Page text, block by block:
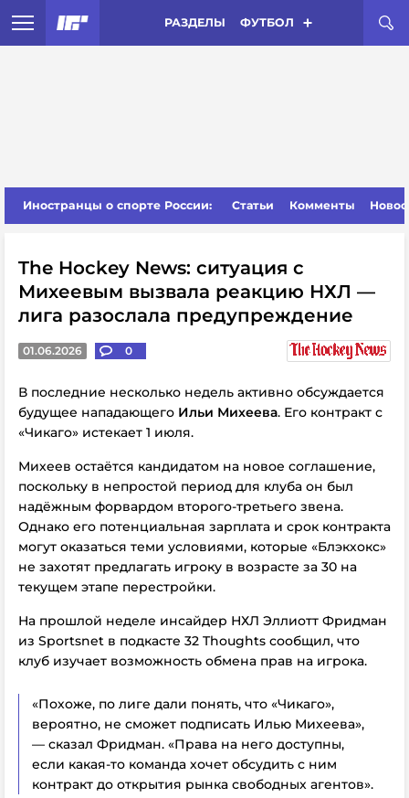
РАЗДЕЛЫ ФУТБОЛ
Иностранцы о спорте России: Статьи Комменты
The Hockey News: ситуация с
Михеевым вызвала реакцию НХЛ —
лига разослала предупреждение
01.06.2026 0
В последние несколько недель активно обсуждается
будущее нападающего Ильи Михеева. Его контракт с
«Чикаго» истекает 1 июля.
Михеев остаётся кандидатом на новое соглашение,
поскольку в непростой период для клуба он был
надёжным форвардом второго-третьего звена.
Однако его потенциальная зарплата и срок контракта
могут оказаться теми условиями, которые «Блэкхокс»
не захотят предлагать игроку в возрасте за 30 на
текущем этапе перестройки.
На прошлой неделе инсайдер НХЛ Эллиотт Фридман
из Sportsnet в подкасте 32 Thoughts сообщил, что
клуб изучает возможность обмена прав на игрока.
«Похоже, по лиге дали понять, что «Чикаго»,
вероятно, не сможет подписать Илью Михеева»,
— сказал Фридман. «Права на него доступны,
если какая-то команда хочет обсудить с ним
контракт до открытия рынка свободных агентов».